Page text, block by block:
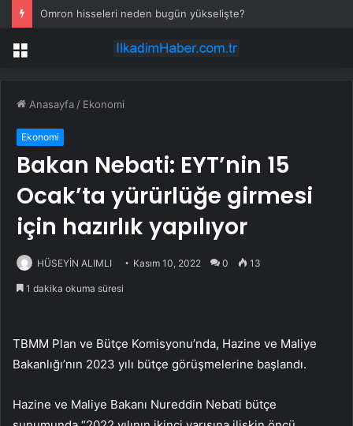
Omron hisseleri neden bugün yükselişte?
Menü
Anasayfa / Ekonomi
Ekonomi
Bakan Nebati: EYT’nin 15
Ocak’ta yürürlüğe girmesi
için hazırlık yapılıyor
HÜSEYİN ALIMLI Kasım 10, 2022 0 13
1 dakika okuma süresi
TBMM Plan ve Bütçe Komisyonu’nda, Hazine ve Maliye
Bakanlığı’nın 2023 yılı bütçe görüşmelerine başlandı.
Hazine ve Maliye Bakanı Nureddin Nebati bütçe